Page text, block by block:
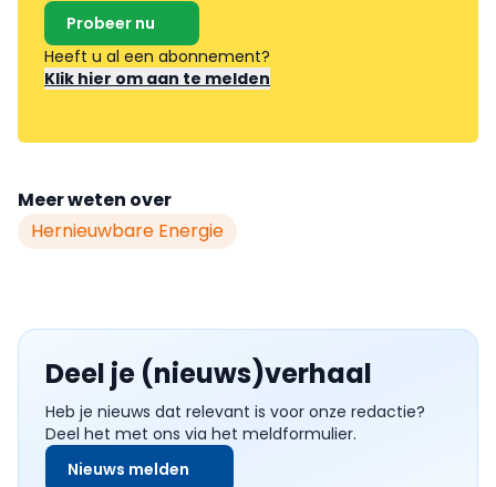
Probeer nu
Heeft u al een abonnement?
Klik hier om aan te melden
Meer weten over
Hernieuwbare Energie
Deel je (nieuws)verhaal
Heb je nieuws dat relevant is voor onze redactie?
Deel het met ons via het meldformulier.
Nieuws melden